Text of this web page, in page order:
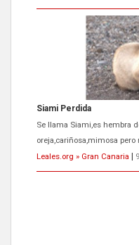
Siami Perdida
Se llama Siami,es hembra
oreja,cariñosa,mimosa pero
Leales.org » Gran Canaria